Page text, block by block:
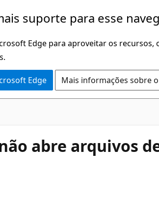
suporte para esse
Edge para aproveitar os recursos,
Edge Mais informações sobre
abre arquivos